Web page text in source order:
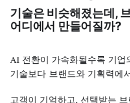
기술은 비슷해졌는데,
어디에서 만들어질까?
AI 전환이 가속화될수록 기업
기술보다 브랜드와 기획력에
고객이 기억하고, 선택받는